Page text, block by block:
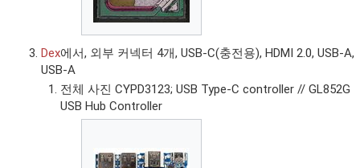
Dex에서, 외부 커넥터 4개, USB-C(충전용), HDMI 2.0, USB-A,
USB-A
전체 사진 CYPD3123; USB Type-C controller // GL852G
USB Hub Controller